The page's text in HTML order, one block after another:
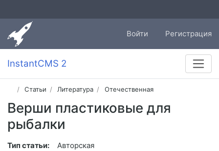
Войти Регистрация
InstantCMS 2
Статьи Литература Отечественная
Верши пластиковые для
рыбалки
Тип статьи: Авторская